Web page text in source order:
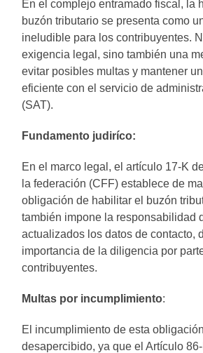
En el complejo entramado fiscal, la
buzón tributario se presenta como
ineludible para los contribuyentes.
exigencia legal, sino también una
evitar posibles multas y mantener
eficiente con el servicio de
(SAT).
Fundamento judiríco:
En el marco legal, el artículo 17-K
la federación (CFF) establece de
obligación de habilitar el buzón
también impone la responsabilidad
actualizados los datos de contacto,
importancia de la diligencia por
contribuyentes.
Multas por incumplimiento:
El incumplimiento de esta
desapercibido, ya que el Artículo